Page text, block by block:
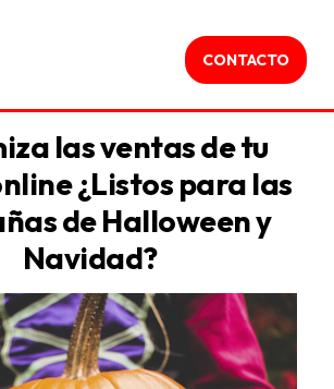
CONTACTO
las ventas de tu
¿Listos para las
de Halloween y
Navidad?